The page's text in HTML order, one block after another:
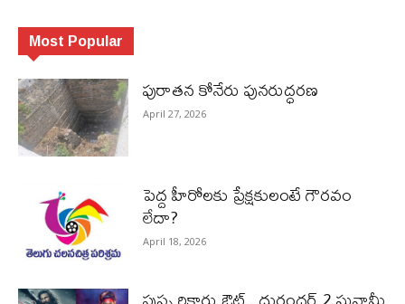
Most Popular
పురాత‌న కోనేరు పున‌రుద్ధ‌ర‌ణ
April 27, 2026
పెద్ద హీరోల‌కు ప్రేక్ష‌కులంటే గౌర‌వం
లేదా?
April 18, 2026